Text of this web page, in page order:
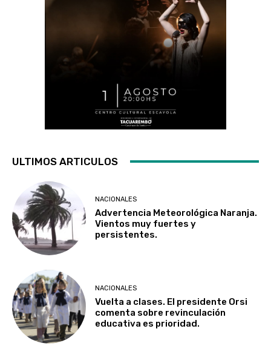
ULTIMOS ARTICULOS
NACIONALES
Advertencia Meteorológica Naranja.
Vientos muy fuertes y
persistentes.
NACIONALES
Vuelta a clases. El presidente Orsi
comenta sobre revinculación
educativa es prioridad.